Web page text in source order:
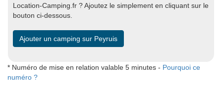
Location-Camping.fr ? Ajoutez le simplement en cliquant sur le
bouton ci-dessous.
Ajouter un camping sur Peyruis
* Numéro de mise en relation valable 5 minutes - Pourquoi ce
numéro ?